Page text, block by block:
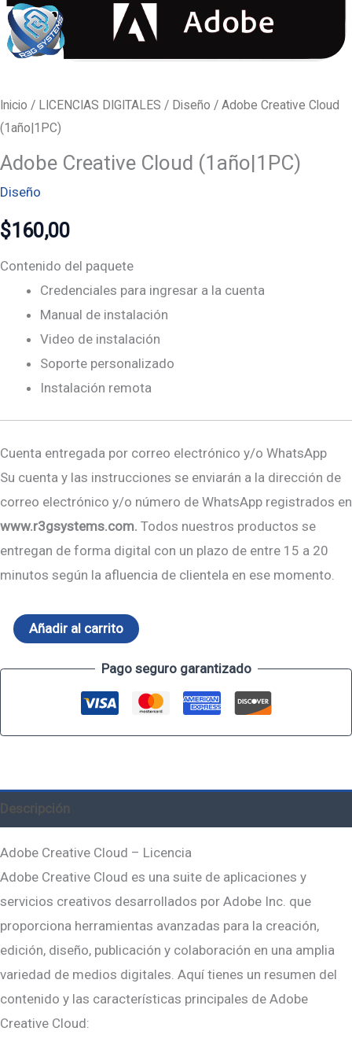
Inicio / LICENCIAS DIGITALES / Diseño / Adobe Creative Cloud
(1año|1PC)
Adobe Creative Cloud (1año|1PC)
Diseño
$160,00
Contenido del paquete
Credenciales para ingresar a la cuenta
Manual de instalación
Video de instalación
Soporte personalizado
Instalación remota
Cuenta entregada por correo electrónico y/o WhatsApp
Su cuenta y las instrucciones se enviarán a la dirección de
correo electrónico y/o número de WhatsApp registrados en
www.r3gsystems.com. Todos nuestros productos se
entregan de forma digital con un plazo de entre 15 a 20
minutos según la afluencia de clientela en ese momento.
Añadir al carrito
Pago seguro garantizado
Descripción
Adobe Creative Cloud – Licencia
Adobe Creative Cloud es una suite de aplicaciones y
servicios creativos desarrollados por Adobe Inc. que
proporciona herramientas avanzadas para la creación,
edición, diseño, publicación y colaboración en una amplia
variedad de medios digitales. Aquí tienes un resumen del
contenido y las características principales de Adobe
Creative Cloud: